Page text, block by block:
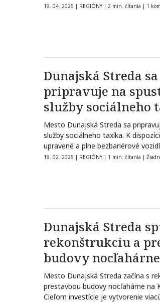
TASR…
19. 04. 2026 | REGIÓNY | 2 min. čítania | 1
Dunajská Streda sa
pripravuje na
služby sociálneho
Mesto Dunajská Streda sa
služby sociálneho taxíka. K
upravené a plne bezbariérové
19. 02. 2026 | REGIÓNY | 1 min. čítania |
Dunajská Streda
rekonštrukciu a
budovy nocľahárne
Mesto Dunajská Streda začína s
prestavbou budovy nocľahárne na
Cieľom investície je vytvorenie